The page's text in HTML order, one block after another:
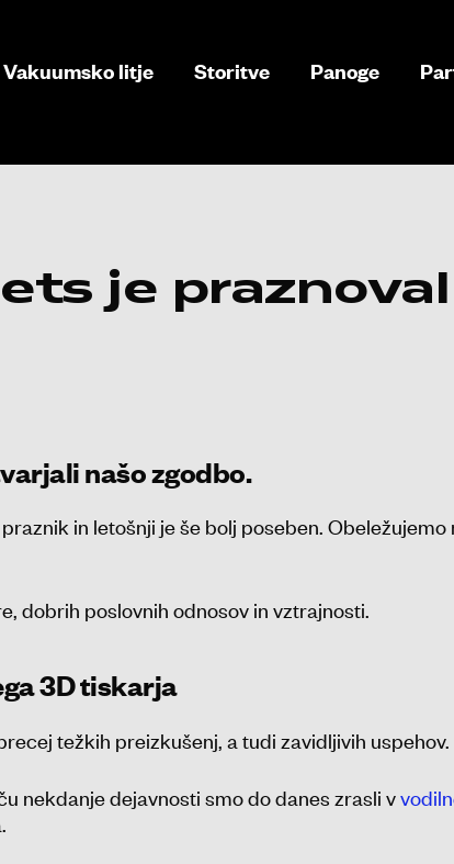
Vakuumsko litje Storitve Panoge
je
našo zgodbo.
in letošnji je še bolj poseben.
dobrih poslovnih odnosov in vztrajnosti.
3D tiskarja
težkih preizkušenj, a tudi zavidljivih uspehov.
nekdanje dejavnosti smo do danes zrasli v